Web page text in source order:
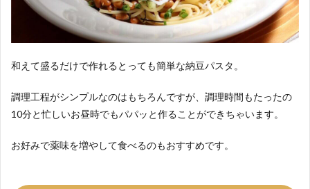
和えて盛るだけで作れるとっても簡単な納豆パスタ。
調理工程がシンプルなのはもちろんですが、調理時間もたったの
10分と忙しいお昼時でもパパッと作ることができちゃいます。
お好みで薬味を増やして食べるのもおすすめです。